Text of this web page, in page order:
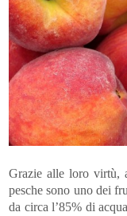
Grazie alle loro virtù,
pesche sono uno dei
da circa l’85% di